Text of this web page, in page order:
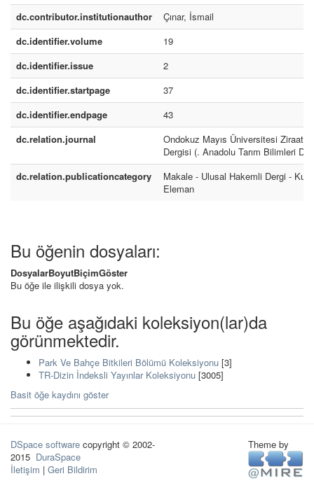
dc.contributor.institutionauthor
Çınar, İsmail
dc.identifier.volume
19
dc.identifier.issue
2
dc.identifier.startpage
37
dc.identifier.endpage
43
dc.relation.journal
Ondokuz Mayıs Üniversitesi Ziraat
Dergisi (. Anadolu Tarım Bilimleri
dc.relation.publicationcategory
Makale - Ulusal Hakemli Dergi -
Eleman
Bu öğenin dosyaları:
DosyalarBoyutBiçimGöster
Bu öğe ile ilişkili dosya yok.
Bu öğe aşağıdaki koleksiyon(lar)da
görünmektedir.
Park Ve Bahçe Bitkileri Bölümü Koleksiyonu [3]
TR-Dizin İndeksli Yayınlar Koleksiyonu [3005]
Basit öğe kaydını göster
DSpace software copyright © 2002-
2015 DuraSpace
İletişim | Geri Bildirim
Theme by